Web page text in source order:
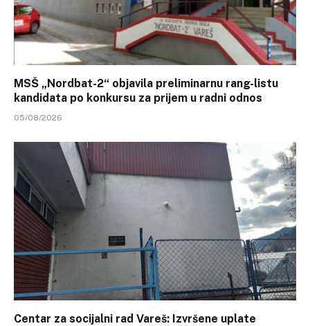
MSŠ „Nordbat-2“ objavila preliminarnu rang-listu
kandidata po konkursu za prijem u radni odnos
05/08/2026
Centar za socijalni rad Vareš: Izvršene uplate